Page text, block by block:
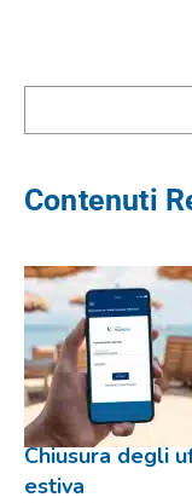
Contenuti
Chiusura degli
estiva